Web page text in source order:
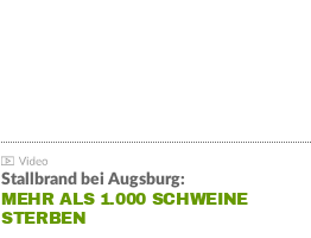
Stallbrand bei Augsburg:
MEHR ALS 1.000 SCHWEINE
STERBEN